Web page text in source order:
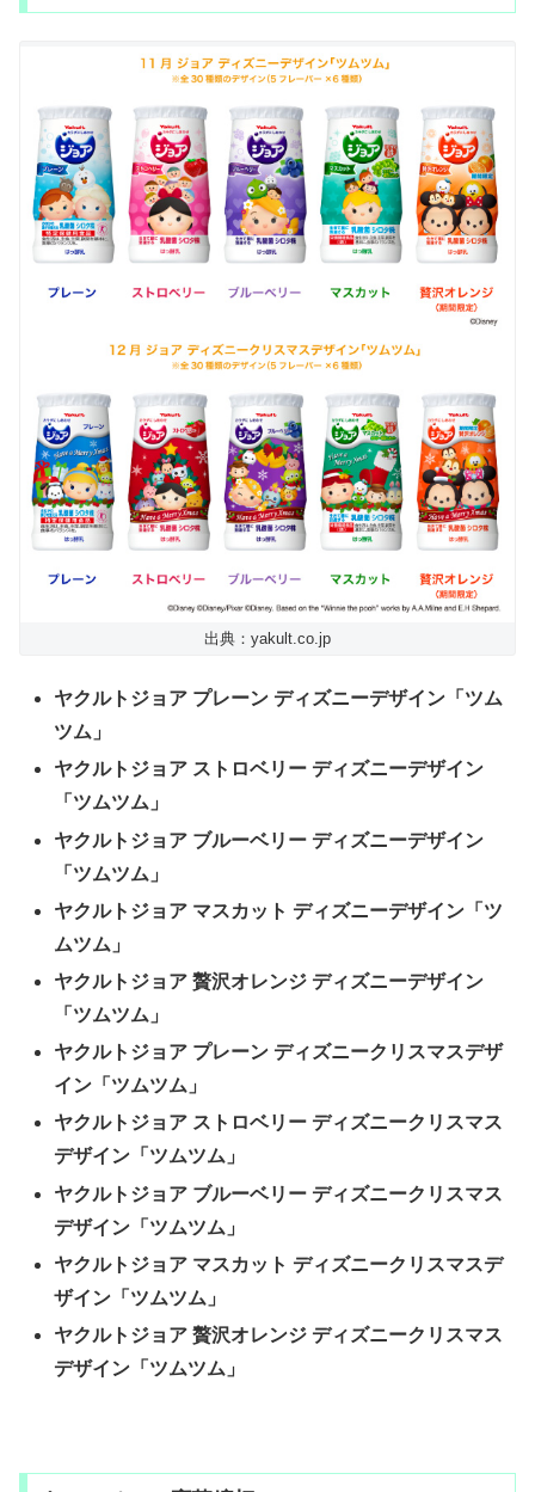
出典：yakult.co.jp
ヤクルトジョア プレーン ディズニーデザイン「ツム
ツム」
ヤクルトジョア ストロベリー ディズニーデザイン
「ツムツム」
ヤクルトジョア ブルーベリー ディズニーデザイン
「ツムツム」
ヤクルトジョア マスカット ディズニーデザイン「ツ
ムツム」
ヤクルトジョア 贅沢オレンジ ディズニーデザイン
「ツムツム」
ヤクルトジョア プレーン ディズニークリスマスデザ
イン「ツムツム」
ヤクルトジョア ストロベリー ディズニークリスマス
デザイン「ツムツム」
ヤクルトジョア ブルーベリー ディズニークリスマス
デザイン「ツムツム」
ヤクルトジョア マスカット ディズニークリスマスデ
ザイン「ツムツム」
ヤクルトジョア 贅沢オレンジ ディズニークリスマス
デザイン「ツムツム」